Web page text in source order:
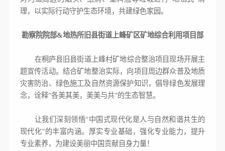
理，以实际行动守护生态环境，共建绿色家园。
勘察院院部&地热所旧县街道上峰矿区矿地综合利用项目部
在桐庐县旧县街道上峰村矿地综合整治项目现场开展主
题宣传活动。结合矿地整治实际，向项目周边群众普及地质
灾害防治、绿色施工及自然资源保护知识，倡导绿色发展理
念，诠释“各美其美，美美与共”的生态智慧。
让我们深刻领悟“中国式现代化是人与自然和谐共生的
现代化”的丰富内涵。厚实专业基础，强化专业能力，提升
专业素养，为建设美丽中国贡献自身力量！